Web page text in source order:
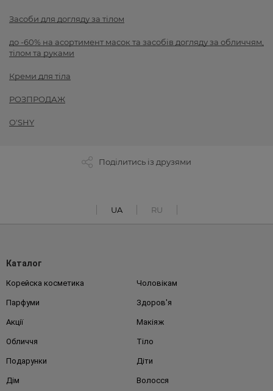
Засоби для догляду за тілом
до -60% на асортимент масок та засобів догляду за обличчям,
тілом та руками
Креми для тіла
РОЗПРОДАЖ
O'SHY
Поділитись із друзями
UA RU
Каталог
Корейска косметика Чоловікам
Парфуми Здоров'я
Акції Макіяж
Обличчя Тіло
Подарунки Діти
Дім Волосся